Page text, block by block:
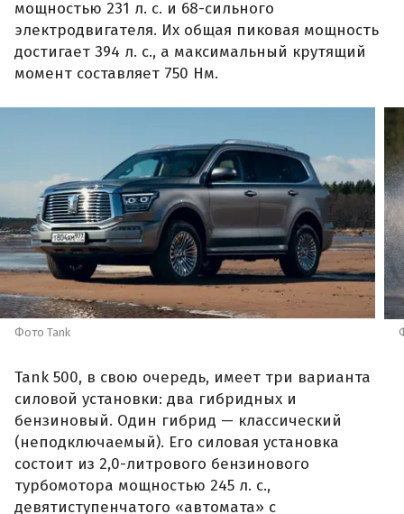
мощностью 231 л. с. и 68-сильного
электродвигателя. Их общая пиковая мощность
достигает 394 л. с., а максимальный крутящий
момент составляет 750 Нм.
Фото Tank
Tank 500, в свою очередь, имеет три варианта
силовой установки: два гибридных и
бензиновый. Один гибрид — классический
(неподключаемый). Его силовая установка
состоит из 2,0-литрового бензинового
турбомотора мощностью 245 л. с.,
девятиступенчатого «автомата» с